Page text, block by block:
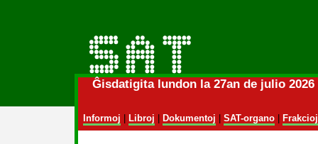
Ĝisdatigita lundon la 27an de julio
Informoj Libroj Dokumentoj SAT-organo| Frakcioj